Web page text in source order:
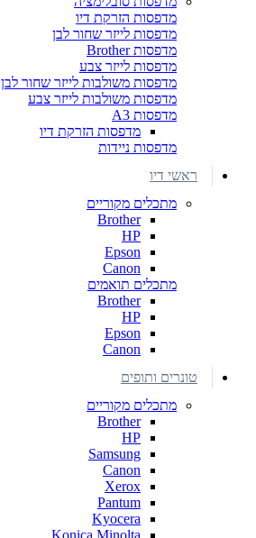
מדפסות הזרקת דיו
מדפסות לייזר שחור לבן
מדפסות Brother
מדפסות לייזר צבע
מדפסות משולבות לייזר שחור לבן
מדפסות משולבות לייזר צבע
מדפסות A3
מדפסות הזרקת דיו
מדפסות ניידות
ראשי דיו
מתכלים מקוריים
Brother
HP
Epson
Canon
מתכלים תואמים
Brother
HP
Epson
Canon
טונרים ותופים
מתכלים מקוריים
Brother
HP
Samsung
Canon
Xerox
Pantum
Kyocera
Konica Minolta